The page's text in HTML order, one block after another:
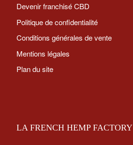
Devenir franchisé CBD
Politique de confidentialité
Conditions générales de vente
Mentions légales
Plan du site
LA FRENCH HEMP FACTORY